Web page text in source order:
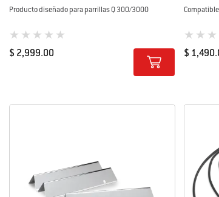
Producto diseñado para parrillas Q 300/3000
0 de 5 (valoración de los clientes)
$ 2,999.00
0 de 5
$